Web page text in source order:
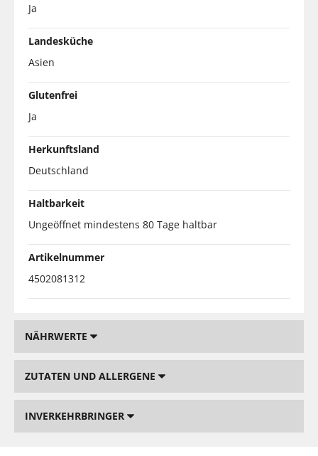
Ja
Landesküche
Asien
Glutenfrei
Ja
Herkunftsland
Deutschland
Haltbarkeit
Ungeöffnet mindestens 80 Tage haltbar
Artikelnummer
4502081312
NÄHRWERTE
ZUTATEN UND ALLERGENE
INVERKEHRBRINGER